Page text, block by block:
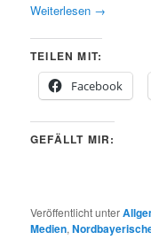
Weiterlesen →
TEILEN MIT:
Facebook
GEFÄLLT MIR:
Veröffentlicht unter
Medien,